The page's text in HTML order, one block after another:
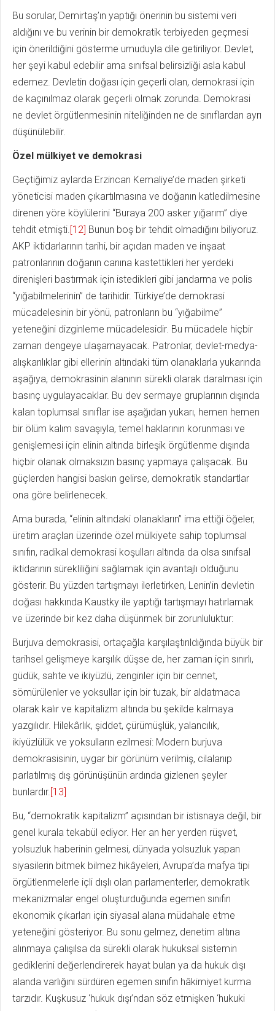
Bu sorular, Demirtaş’ın yaptığı önerinin bu sistemi veri
aldığını ve bu verinin bir demokratik terbiyeden geçmesi
için önerildiğini gösterme umuduyla dile getiriliyor. Devlet,
her şeyi kabul edebilir ama sınıfsal belirsizliği asla kabul
edemez. Devletin doğası için geçerli olan, demokrasi için
de kaçınılmaz olarak geçerli olmak zorunda. Demokrasi
ne devlet örgütlenmesinin niteliğinden ne de sınıflardan ayrı
düşünülebilir.
Özel mülkiyet ve demokrasi
Geçtiğimiz aylarda Erzincan Kemaliye’de maden şirketi
yöneticisi maden çıkartılmasına ve doğanın katledilmesine
direnen yöre köylülerini “Buraya 200 asker yığarım” diye
tehdit etmişti.[12] Bunun boş bir tehdit olmadığını biliyoruz.
AKP iktidarlarının tarihi, bir açıdan maden ve inşaat
patronlarının doğanın canına kastettikleri her yerdeki
direnişleri bastırmak için istedikleri gibi jandarma ve polis
“yığabilmelerinin” de tarihidir. Türkiye’de demokrasi
mücadelesinin bir yönü, patronların bu “yığabilme”
yeteneğini dizginleme mücadelesidir. Bu mücadele hiçbir
zaman dengeye ulaşamayacak. Patronlar, devlet-medya-
alışkanlıklar gibi ellerinin altındaki tüm olanaklarla yukarında
aşağıya, demokrasinin alanının sürekli olarak daralması için
basınç uygulayacaklar. Bu dev sermaye gruplarının dışında
kalan toplumsal sınıflar ise aşağıdan yukarı, hemen hemen
bir ölüm kalım savaşıyla, temel haklarının korunması ve
genişlemesi için elinin altında birleşik örgütlenme dışında
hiçbir olanak olmaksızın basınç yapmaya çalışacak. Bu
güçlerden hangisi baskın gelirse, demokratik standartlar
ona göre belirlenecek.
Ama burada, “elinin altındaki olanakların” ima ettiği öğeler,
üretim araçları üzerinde özel mülkiyete sahip toplumsal
sınıfın, radikal demokrasi koşulları altında da olsa sınıfsal
iktidarının sürekliliğini sağlamak için avantajlı olduğunu
gösterir. Bu yüzden tartışmayı ilerletirken, Lenin’in devletin
doğası hakkında Kaustky ile yaptığı tartışmayı hatırlamak
ve üzerinde bir kez daha düşünmek bir zorunluluktur:
Burjuva demokrasisi, ortaçağla karşılaştırıldığında büyük bir
tarihsel gelişmeye karşılık düşse de, her zaman için sınırlı,
güdük, sahte ve ikiyüzlü, zenginler için bir cennet,
sömürülenler ve yoksullar için bir tuzak, bir aldatmaca
olarak kalır ve kapitalizm altında bu şekilde kalmaya
yazgılıdır. Hilekârlık, şiddet, çürümüşlük, yalancılık,
ikiyüzlülük ve yoksulların ezilmesi: Modern burjuva
demokrasisinin, uygar bir görünüm verilmiş, cilalanıp
parlatılmış dış görünüşünün ardında gizlenen şeyler
bunlardır.[13]
Bu, “demokratik kapitalizm” açısından bir istisnaya değil, bir
genel kurala tekabül ediyor. Her an her yerden rüşvet,
yolsuzluk haberinin gelmesi, dünyada yolsuzluk yapan
siyasilerin bitmek bilmez hikâyeleri, Avrupa’da mafya tipi
örgütlenmelerle içli dışlı olan parlamenterler, demokratik
mekanizmalar engel oluşturduğunda egemen sınıfın
ekonomik çıkarları için siyasal alana müdahale etme
yeteneğini gösteriyor. Bu sonu gelmez, denetim altına
alınmaya çalışılsa da sürekli olarak hukuksal sistemin
gediklerini değerlendirerek hayat bulan ya da hukuk dışı
alanda varlığını sürdüren egemen sınıfın hâkimiyet kurma
tarzıdır. Kuşkusuz ‘hukuk dışı’ndan söz etmişken ‘hukuki